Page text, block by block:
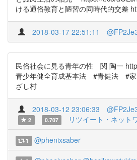
ける通俗教育と陋習の同時代的交差
2018-03-17 22:51:11
民俗社会に見る青年の性 関 陶一
青少年健全育成基本法 #青健法 #
ざし村
2018-03-12 23:06:33
2 0.707 リツイート・ネット
1 @phenixsaber